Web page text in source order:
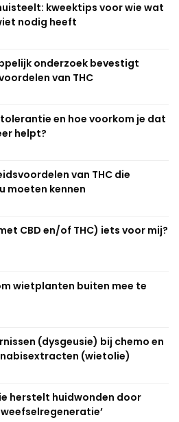
kweektips voor wie wat
nodig heeft
onderzoek bevestigt
van THC
en hoe voorkom je dat
helpt?
van THC die
moeten kennen
CBD en/of THC) iets voor mij?
wietplanten buiten mee te
(dysgeusie) bij chemo en
(wietolie)
herstelt huidwonden door